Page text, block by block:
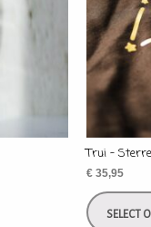
Trui –
€35,95
SELECT